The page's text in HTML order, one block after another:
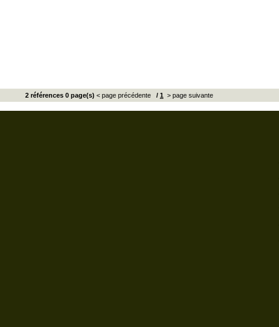
2 références 0 page(s) < page précédente / 1 > page suivante